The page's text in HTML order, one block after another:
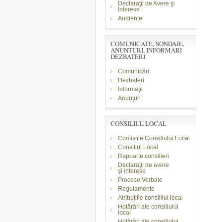
Declaraţii de Avere şi
Interese
Audiente
COMUNICATE, SONDAJE,
ANUNTURI, INFORMARI
DEZBATERI
Comunicări
Dezbateri
Informaţii
Anunţuri
CONSILIUL LOCAL
Comisiile Consiliului Local
Consiliul Local
Rapoarte consilieri
Declaraţii de avere
şi interese
Procese Verbale
Regulamente
Atribuţiile consililui local
Hotărâri ale consiliului
local